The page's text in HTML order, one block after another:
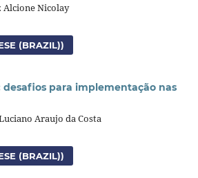
Alcione Nicolay
(BRAZIL))
para implementação nas
Araujo da Costa
(BRAZIL))